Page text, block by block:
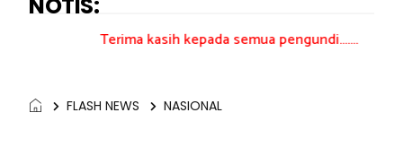
Terima kasih kepada semua pengundi.......
FLASH NEWS NASIONAL